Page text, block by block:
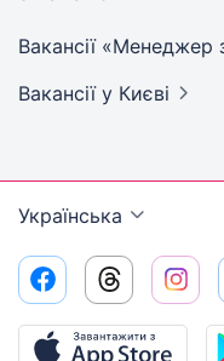
Вакансії «Менеджер
Вакансії у Києві
Українська